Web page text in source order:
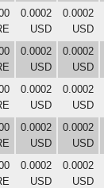
0.0002
USD
0.0002
USD
0.0002
USD
0.0002
USD
0.0002
USD
0.0002
USD
0.0002
USD
0.0002
USD
0.0002
USD
0.0002
USD